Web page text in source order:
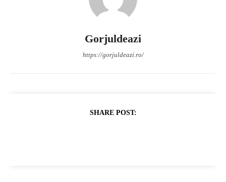
Gorjuldeazi
https://gorjuldeazi.ro/
SHARE POST: